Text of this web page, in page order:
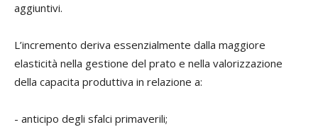
aggiuntivi.
L’incremento deriva essenzialmente dalla maggiore
elasticità nella gestione del prato e nella valorizzazione
della capacita produttiva in relazione a:
- anticipo degli sfalci primaverili;